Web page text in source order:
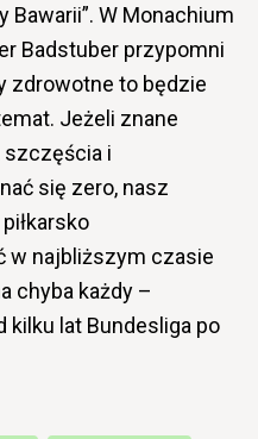
Bawarii”. W Monachium
Badstuber przypomni
zdrowotne to będzie
Jeżeli znane
szczęścia i
się zero, nasz
w najbliższym czasie
chyba każdy –
kilku lat Bundesliga po